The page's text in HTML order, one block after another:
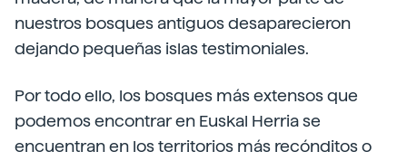
nuestros bosques antiguos desaparecieron
dejando pequeñas islas testimoniales.
Por todo ello, los bosques más extensos que
podemos encontrar en Euskal Herria se
encuentran en los territorios más recónditos o